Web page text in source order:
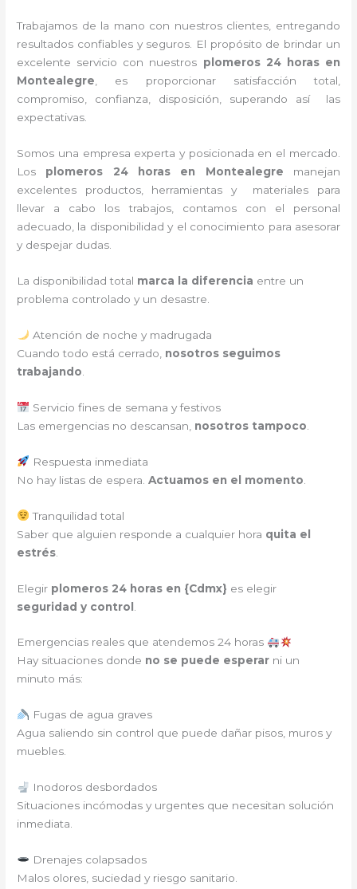
Trabajamos de la mano con nuestros clientes, entregando
resultados confiables y seguros. El propósito de brindar un
excelente servicio con nuestros plomeros 24 horas en
Montealegre, es proporcionar satisfacción total,
compromiso, confianza, disposición, superando así las
expectativas.
Somos una empresa experta y posicionada en el mercado.
Los plomeros 24 horas en Montealegre manejan
excelentes productos, herramientas y materiales para
llevar a cabo los trabajos, contamos con el personal
adecuado, la disponibilidad y el conocimiento para asesorar
y despejar dudas.
La disponibilidad total marca la diferencia entre un
problema controlado y un desastre.
Atención de noche y madrugada
Cuando todo está cerrado, nosotros seguimos
trabajando
Servicio fines de semana y festivos
Las emergencias no descansan, nosotros tampoco
Respuesta inmediata
No hay listas de espera.Actuamos en el momento
Tranquilidad total
Saber que alguien responde a cualquier hora quita el
estrés
Elegir plomeros 24 horas en {Cdmx} es elegir
seguridad y control
Emergencias reales que atendemos 24 horas
Hay situaciones donde no se puede esperar ni un
minuto más:
Fugas de agua graves
Agua saliendo sin control que puede dañar pisos, muros y
muebles.
Inodoros desbordados
Situaciones incómodas y urgentes que necesitan solución
inmediata.
Drenajes colapsados
Malos olores, suciedad y riesgo sanitario.